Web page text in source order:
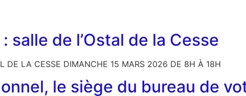
salle de l’Ostal de la Cesse
LA CESSE DIMANCHE 15 MARS 2026 DE 8H À 18H
le siège du bureau de